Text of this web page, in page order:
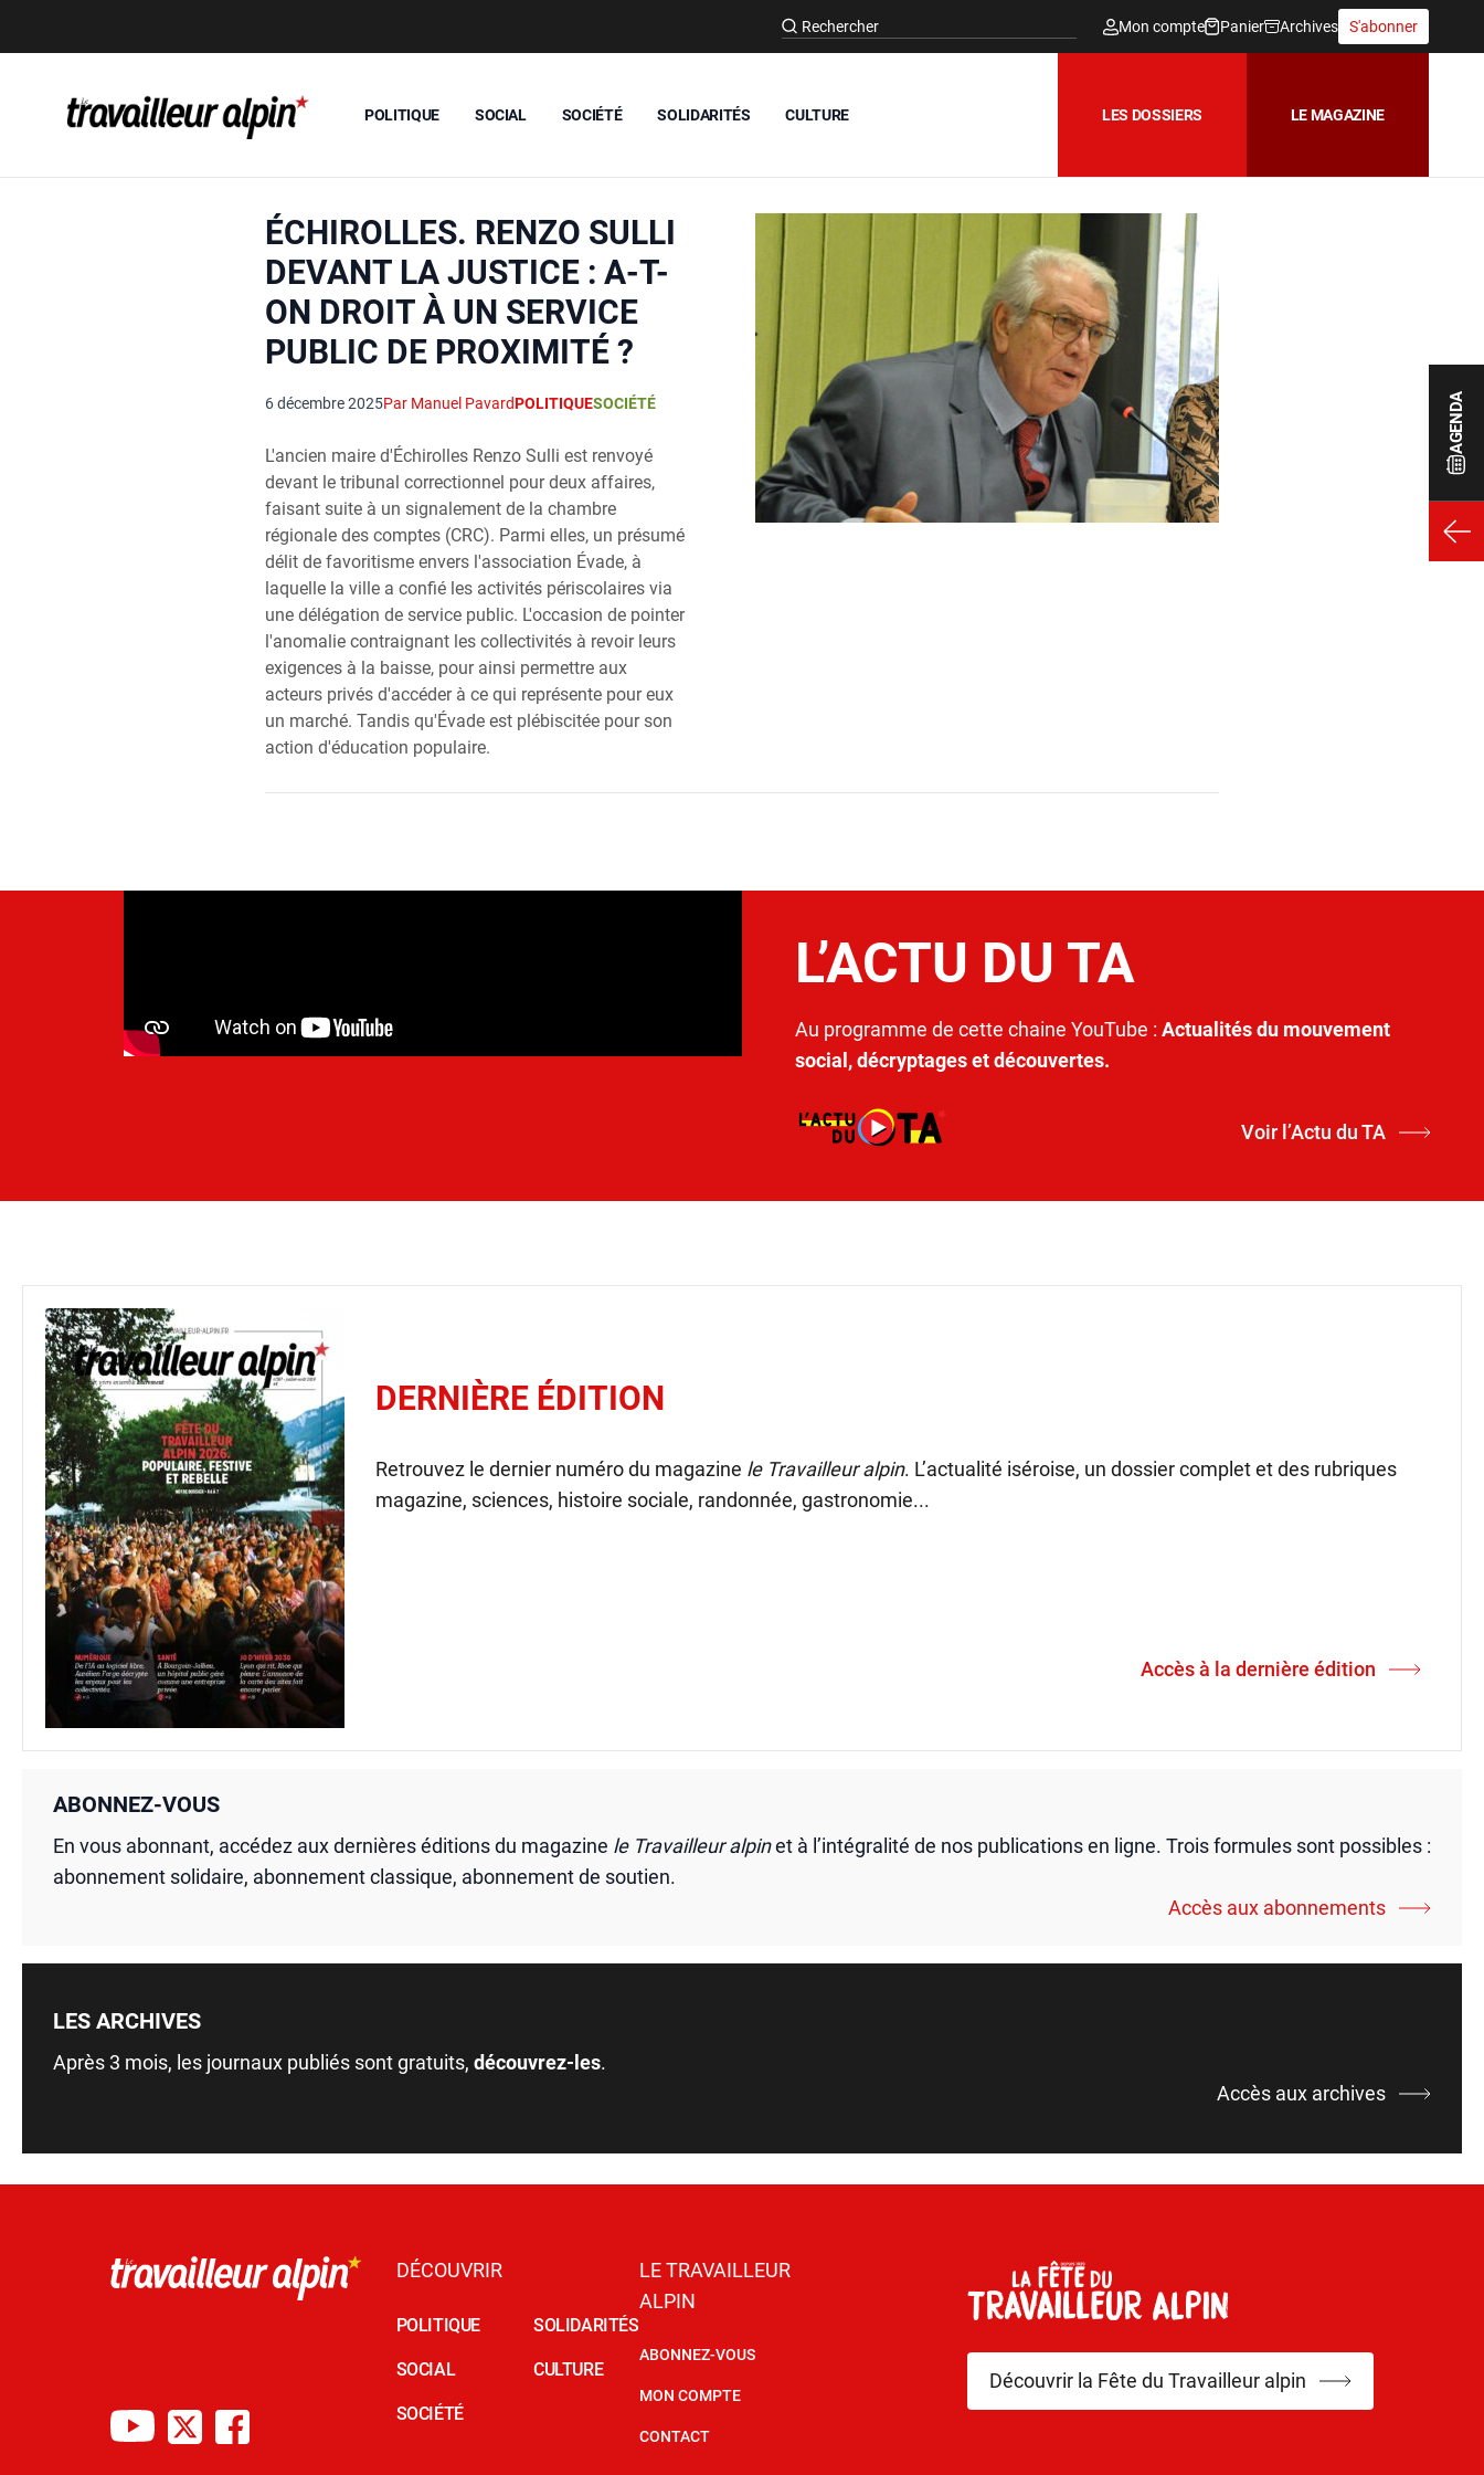
AGENDA
Mon compte Panier Archives S'abonner
POLITIQUE SOCIAL SOCIÉTÉ SOLIDARITÉS CULTURE LES DOSSIERS LE MAGAZINE
ÉCHIROLLES. RENZO SULLI
DEVANT LA JUSTICE : A‑T-
ON DROIT À UN SERVICE
PUBLIC DE PROXIMITÉ ?
6 décembre 2025Par Manuel PavardPOLITIQUESOCIÉTÉ
L'ancien maire d'Échirolles Renzo Sulli est renvoyé
devant le tribunal correctionnel pour deux affaires,
faisant suite à un signalement de la chambre
régionale des comptes (CRC). Parmi elles, un présumé
délit de favoritisme envers l'association Évade, à
laquelle la ville a confié les activités périscolaires via
une délégation de service public. L'occasion de pointer
l'anomalie contraignant les collectivités à revoir leurs
exigences à la baisse, pour ainsi permettre aux
acteurs privés d'accéder à ce qui représente pour eux
un marché. Tandis qu'Évade est plébiscitée pour son
action d'éducation populaire.
L’ACTU DU TA
Au programme de cette chaine YouTube : Actualités du mouvement
social, décryptages et découvertes.
Voir l’Actu du TA
DERNIÈRE ÉDITION
Retrouvez le dernier numéro du magazine le Travailleur alpin. L’actualité iséroise, un dossier complet et des rubriques
magazine, sciences, histoire sociale, randonnée, gastronomie...
Accès à la dernière édition
ABONNEZ-VOUS
En vous abonnant, accédez aux dernières éditions du magazine le Travailleur alpinet à l’intégralité de nos publications en ligne. Trois formules sont possibles :
abonnement solidaire, abonnement classique, abonnement de soutien.
Accès aux abonnements
LES ARCHIVES
Après 3 mois, les journaux publiés sont gratuits, découvrez-les.
Accès aux archives
DÉCOUVRIR
POLITIQUE
SOCIAL
SOCIÉTÉ
SOLIDARITÉS
CULTURE
LE TRAVAILLEUR
ALPIN
ABONNEZ-VOUS
MON COMPTE
CONTACT
Découvrir la Fête du Travailleur alpin